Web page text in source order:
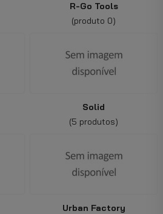
R-Go Tools
(produto 0)
Solid
(5 produtos)
Urban Factory